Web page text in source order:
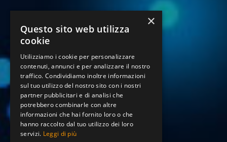
×
Questo sito web utilizza
cookie
Utilizziamo i cookie per personalizzare
contenuti, annunci e per analizzare il nostro
traffico. Condividiamo inoltre informazioni
sul tuo utilizzo del nostro sito con i nostri
partner pubblicitari e di analisi che
potrebbero combinarle con altre
informazioni che hai fornito loro o che
hanno raccolto dal tuo utilizzo dei loro
servizi. Leggi di più